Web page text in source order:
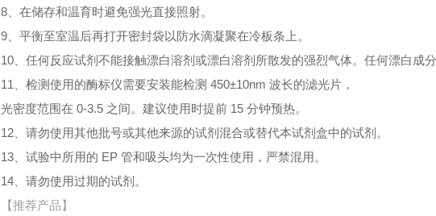
8、在储存和温育时避免强光直接照射。
9、平衡至室温后再打开密封袋以防水滴凝聚在冷板条上。
10、任何反应试剂不能接触漂白溶剂或漂白溶剂所散发的强烈气体。任何漂白成
11、检测使用的酶标仪需要安装能检测 450±10nm 波长的滤光片，
光密度范围在 0-3.5 之间。建议使用时提前 15 分钟预热。
12、请勿使用其他批号或其他来源的试剂混合或替代本试剂盒中的试剂。
13、试验中所用的 EP 管和吸头均为一次性使用，严禁混用。
14、请勿使用过期的试剂。
【推荐产品】